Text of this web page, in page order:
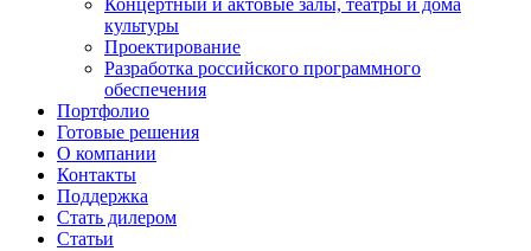
Концертный и актовые залы, театры и дома
культуры
Проектирование
Разработка российского программного
обеспечения
Портфолио
Готовые решения
О компании
Контакты
Поддержка
Стать дилером
Статьи